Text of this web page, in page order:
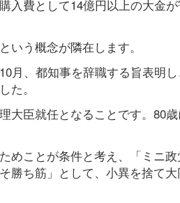
入費として14億円以上の大金
いう概念が隣在します。
月、都知事を辞職する旨表明
た。
大臣就任となることです。80
めことが条件と考え、「ミニ
ち筋」として、小異を捨て